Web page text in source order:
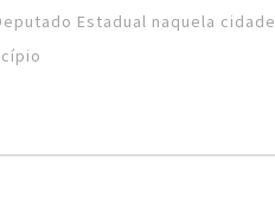
Estadual naquela cidade